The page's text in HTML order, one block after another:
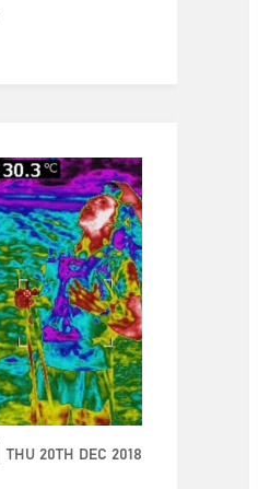
THU 20TH DEC 2018